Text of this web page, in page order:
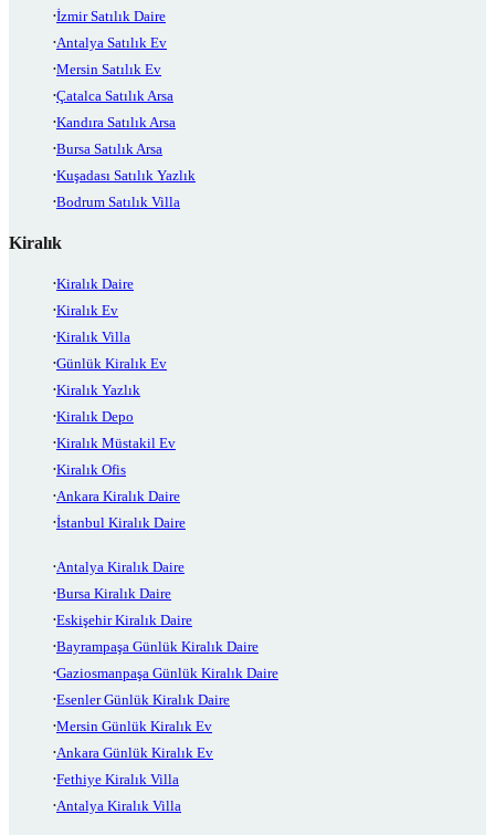
İzmir Satılık Daire
Antalya Satılık Ev
Mersin Satılık Ev
Çatalca Satılık Arsa
Kandıra Satılık Arsa
Bursa Satılık Arsa
Kuşadası Satılık Yazlık
Bodrum Satılık Villa
Kiralık
Kiralık Daire
Kiralık Ev
Kiralık Villa
Günlük Kiralık Ev
Kiralık Yazlık
Kiralık Depo
Kiralık Müstakil Ev
Kiralık Ofis
Ankara Kiralık Daire
İstanbul Kiralık Daire
Antalya Kiralık Daire
Bursa Kiralık Daire
Eskişehir Kiralık Daire
Bayrampaşa Günlük Kiralık Daire
Gaziosmanpaşa Günlük Kiralık Daire
Esenler Günlük Kiralık Daire
Mersin Günlük Kiralık Ev
Ankara Günlük Kiralık Ev
Fethiye Kiralık Villa
Antalya Kiralık Villa